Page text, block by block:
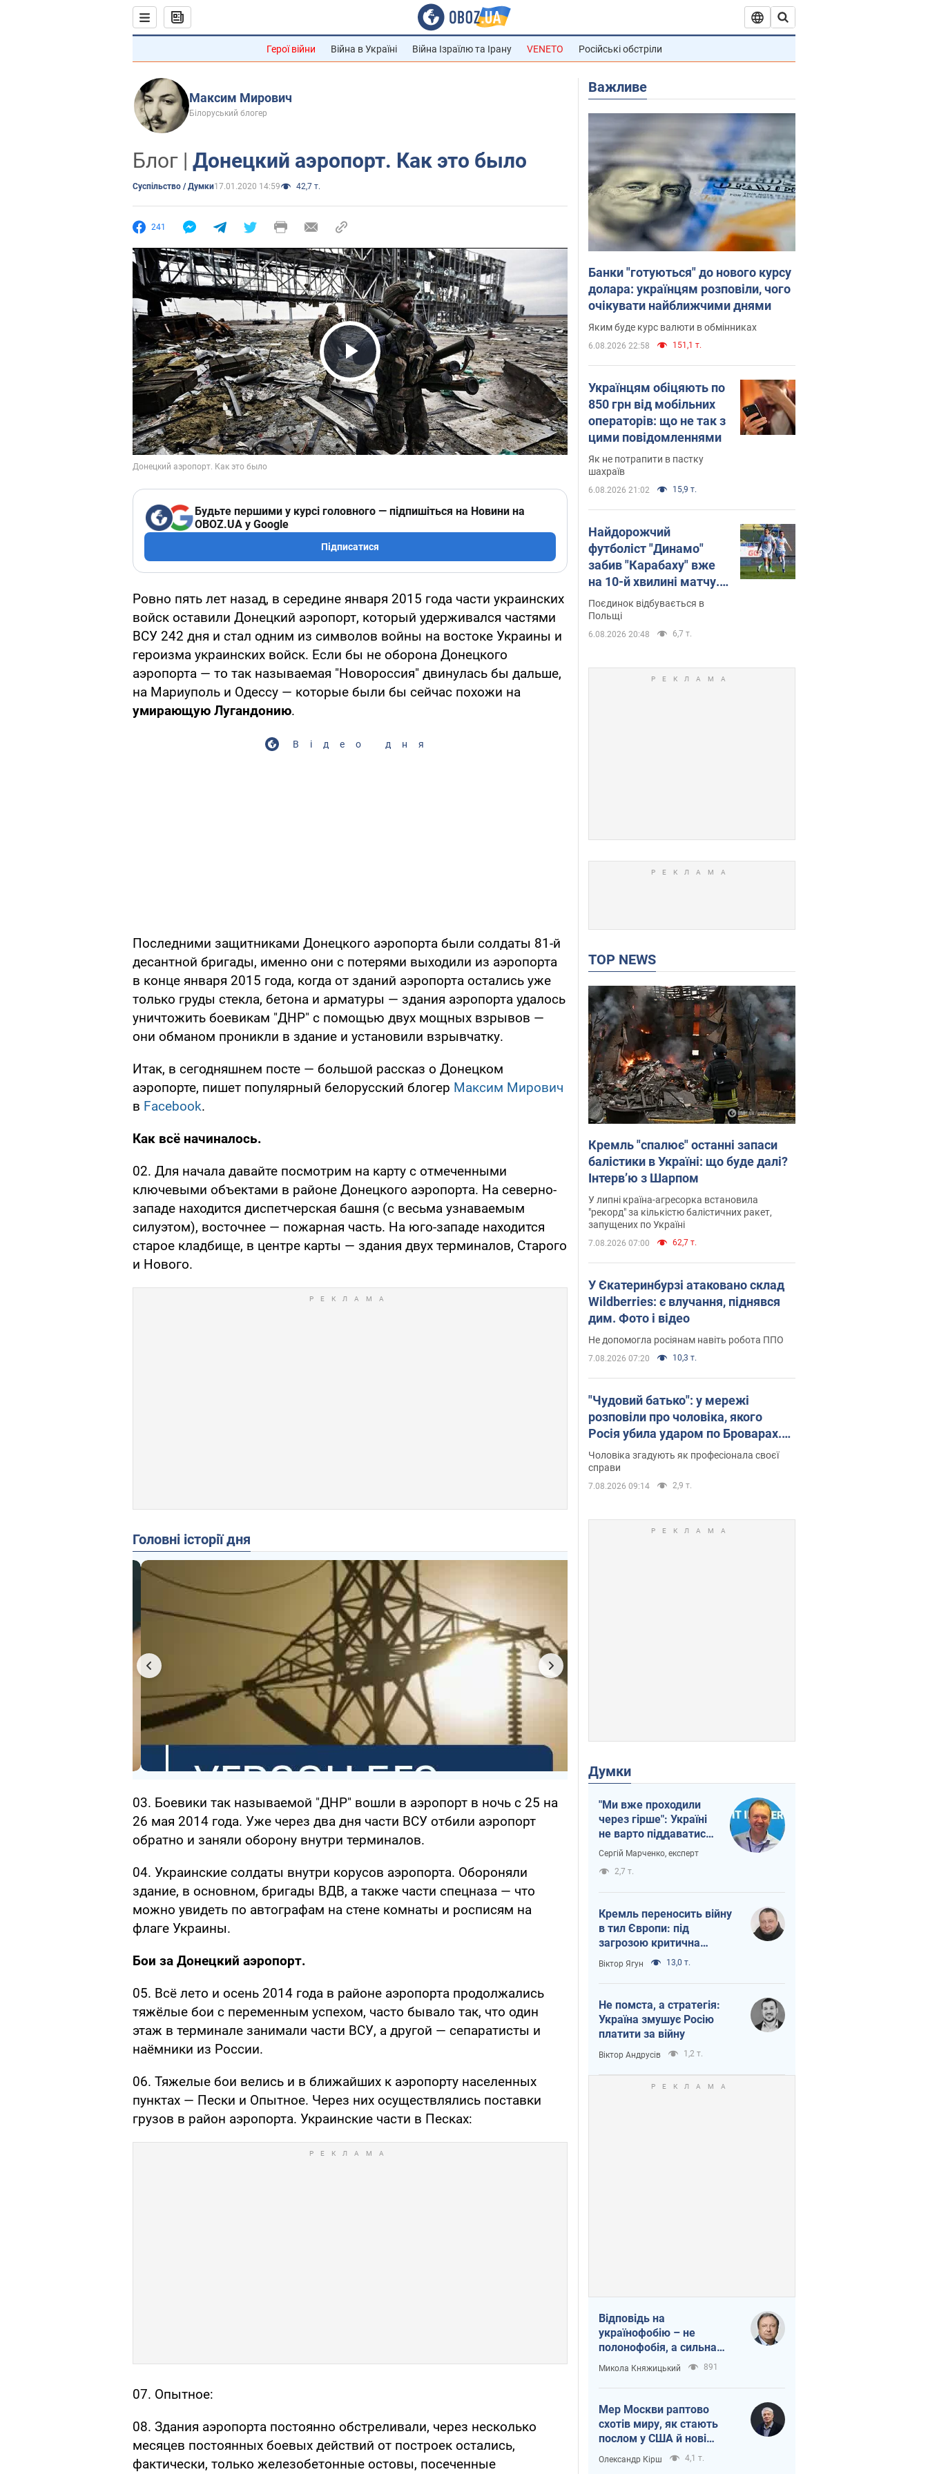
Герої війни Війна в Україні Війна Ізраїлю та Ірану VENETO Російські обстріли
Максим Мирович
Білоруський блогер
Блог | Донецкий аэропорт. Как это было
Суспільство / Думки17.01.2020 14:59 42,7 т.
241
Play Video
Будьте першими у курсі головного — підпишіться на Новини на
OBOZ.UA у Google
Підписатися
Ровно пять лет назад, в середине января 2015 года части украинских
войск оставили Донецкий аэропорт, который удерживался частями
ВСУ 242 дня и стал одним из символов войны на востоке Украины и
героизма украинских войск. Если бы не оборона Донецкого
аэропорта — то так называемая "Новороссия" двинулась бы дальше,
на Мариуполь и Одессу — которые были бы сейчас похожи на
умирающую Лугандонию.
Відео дня
Последними защитниками Донецкого аэропорта были солдаты 81-й
десантной бригады, именно они с потерями выходили из аэропорта
в конце января 2015 года, когда от зданий аэропорта остались уже
только груды стекла, бетона и арматуры — здания аэропорта удалось
уничтожить боевикам "ДНР" с помощью двух мощных взрывов —
они обманом проникли в здание и установили взрывчатку.
Итак, в сегодняшнем посте — большой рассказ о Донецком
аэропорте, пишет популярный белорусский блогер Максим Мирович
в Facebook.
Как всё начиналось.
02. Для начала давайте посмотрим на карту с отмеченными
ключевыми объектами в районе Донецкого аэропорта. На северно-
западе находится диспетчерская башня (с весьма узнаваемым
силуэтом), восточнее — пожарная часть. На юго-западе находится
старое кладбище, в центре карты — здания двух терминалов, Старого
и Нового.
Головні історії дня
03. Боевики так называемой "ДНР" вошли в аэропорт в ночь с 25 на
26 мая 2014 года. Уже через два дня части ВСУ отбили аэропорт
обратно и заняли оборону внутри терминалов.
04. Украинские солдаты внутри корусов аэропорта. Обороняли
здание, в основном, бригады ВДВ, а также части спецназа — что
можно увидеть по автографам на стене комнаты и росписям на
флаге Украины.
Бои за Донецкий аэропорт.
05. Всё лето и осень 2014 года в районе аэропорта продолжались
тяжёлые бои с переменным успехом, часто бывало так, что один
этаж в терминале занимали части ВСУ, а другой — сепаратисты и
наёмники из России.
06. Тяжелые бои велись и в ближайших к аэропорту населенных
пунктах — Пески и Опытное. Через них осуществлялись поставки
грузов в район аэропорта. Украинские части в Песках:
07. Опытное:
08. Здания аэропорта постоянно обстреливали, через несколько
месяцев постоянных боевых действий от построек остались,
фактически, только железобетонные остовы, посеченные
Важливе
Банки "готуються" до нового курсу
долара: українцям розповіли, чого
очікувати найближчими днями
Яким буде курс валюти в обмінниках
6.08.2026 22:58 151,1 т.
Українцям обіцяють по
850 грн від мобільних
операторів: що не так з
цими повідомленнями
Як не потрапити в пастку
шахраїв
6.08.2026 21:02 15,9 т.
Найдорожчий
футболіст "Динамо"
забив "Карабаху" вже
на 10-й хвилині матчу.
Відео
Поєдинок відбувається в
Польщі
6.08.2026 20:48 6,7 т.
TOP NEWS
Кремль "спалює" останні запаси
балістики в Україні: що буде далі?
Інтерв’ю з Шарпом
У липні країна-агресорка встановила
"рекорд" за кількістю балістичних ракет,
запущених по Україні
7.08.2026 07:00 62,7 т.
У Єкатеринбурзі атаковано склад
Wildberries: є влучання, піднявся
дим. Фото і відео
Не допомогла росіянам навіть робота ППО
7.08.2026 07:20 10,3 т.
"Чудовий батько": у мережі
розповіли про чоловіка, якого
Росія убила ударом по Броварах.
Фото
Чоловіка згадують як професіонала своєї
справи
7.08.2026 09:14 2,9 т.
Думки
"Ми вже проходили
через гірше": Україні
не варто піддаватися
зневірі через
Сергій Марченко, експерт
2,7 т.
Кремль переносить війну
в тил Європи: під
загрозою критична
логістика
Віктор Ягун 13,0 т.
Не помста, а стратегія:
Україна змушує Росію
платити за війну
Віктор Андрусів 1,2 т.
Відповідь на
українофобію – не
полонофобія, а сильна
українська держава
Микола Княжицький 891
Мер Москви раптово
схотів миру, як стають
послом у США й нові
українські топ-рейтинги
Олександр Кірш 4,1 т.